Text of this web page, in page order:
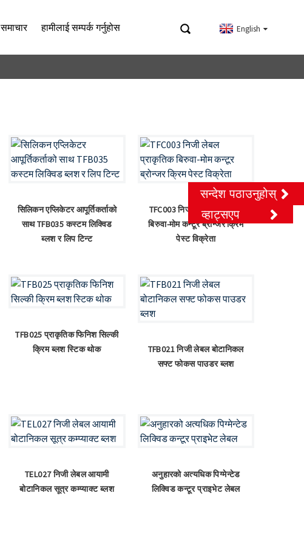
समाचार हामीलाई सम्पर्क गर्नुहोस English
सिलिकन एप्लिकेटर आपूर्तिकर्ताको
साथ TFB035 कस्टम लिक्विड
ब्लश र लिप टिन्ट
TFC003 निजी लेबल प्राकृतिक
बिरुवा-मोम कन्टूर ब्रोन्जर क्रिम
पेस्ट विक्रेता
TFB025 प्राकृतिक फिनिश सिल्की
क्रिम ब्लश स्टिक थोक
TFB021 निजी लेबल बोटानिकल
सफ्ट फोकस पाउडर ब्लश
TEL027 निजी लेबल आयामी
बोटानिकल सूत्र कम्प्याक्ट ब्लश
अनुहारको अत्यधिक पिग्मेन्टेड
लिक्विड कन्टूर प्राइभेट लेबल
सन्देश पठाउनुहोस्
व्हाट्सएप